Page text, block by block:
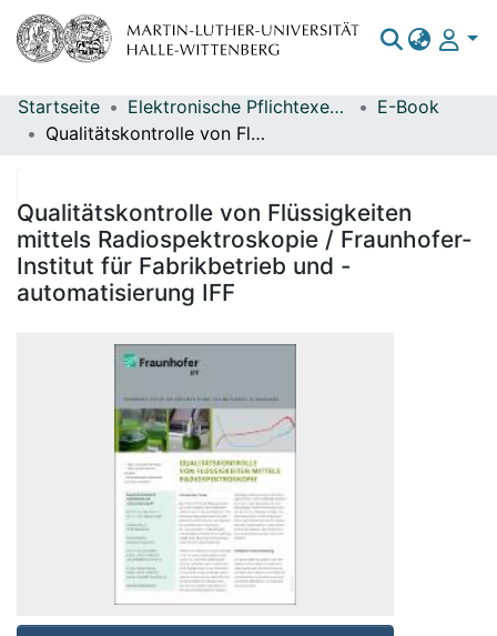
Bereiche & Sammlungen
Statistiken
Startseite Elektronische Pflichtexemplare
E-Book
Qualitätskontrolle von Flüssigkeiten mittels Radiospektroskopie / Fraunhofer-Institut für Fabrikbetrieb und -automatisierung IFF
Qualitätskontrolle von Flüssigkeiten
mittels Radiospektroskopie / Fraunhofer-
Institut für Fabrikbetrieb und -
automatisierung IFF